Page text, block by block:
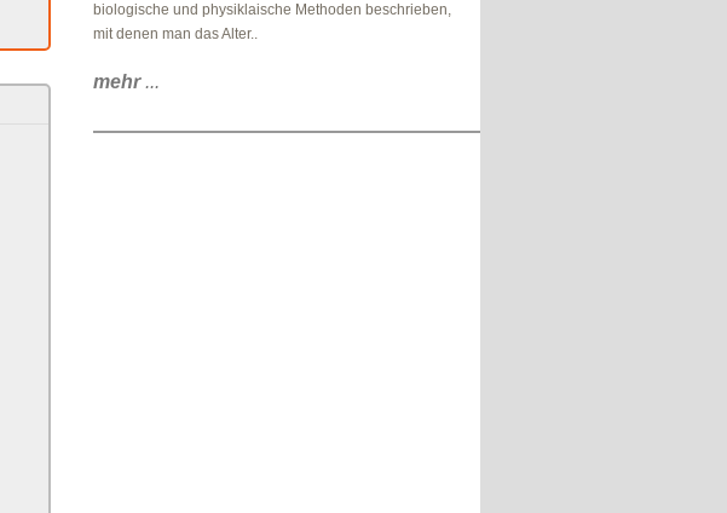
biologische und physiklaische Methoden beschrieben,
mit denen man das Alter..
mehr...